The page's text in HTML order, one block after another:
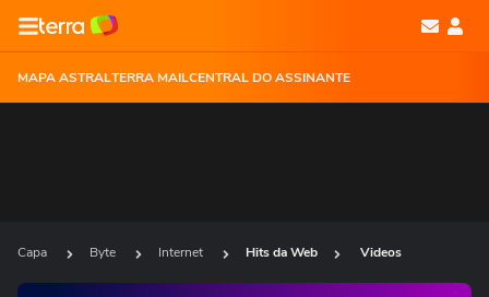
MAPA ASTRALTERRA MAILCENTRAL DO ASSINANTE
Capa Byte Internet Hits da Web Videos